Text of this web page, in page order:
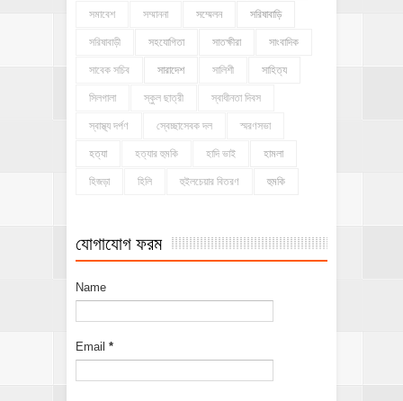
সমাবেশ সম্মাননা সম্মেলন সরিষাবাড়ি
সরিষাবাড়ী সহযোগিতা সাতক্ষীরা সাংবাদিক
সাবেক সচিব সারাদেশ সালিশী সাহিত্য
সিলগালা স্কুল ছাত্রী স্বাধীনতা দিবস
স্বাস্থ্য দর্পণ স্বেচ্ছাসেবক দল স্মরণসভা
হত্যা হত্যার হুমকি হাদি ভাই হামলা
হিজড়া হিলি হুইলচেয়ার বিতরণ হুমকি
যোগাযোগ ফরম
Name
Email *